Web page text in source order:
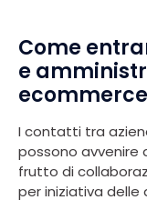
Come
e
ecommerce
I contatti tra
possono avvenire
frutto di
per iniziativa delle